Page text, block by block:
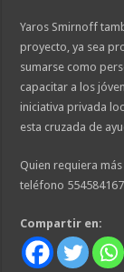
Yaros Smirnoff
proyecto, ya sea
sumarse como
capacitar a los
iniciativa privada
esta cruzada de
Quien requiera
teléfono
Compartir en: